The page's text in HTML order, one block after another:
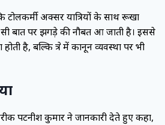
टोलकर्मी अक्सर यात्रियों के साथ रूखा
बात पर झगड़े की नौबत आ जाती है। इससे
है, बल्कि क्षेत्र में कानून व्यवस्था पर भी
पटनीश कुमार ने जानकारी देते हुए कहा,